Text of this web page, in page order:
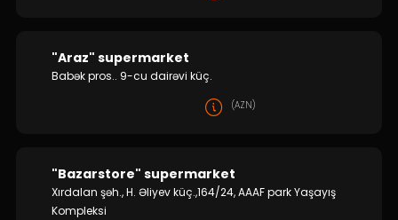
"Araz" supermarket
Babək pros.. 9-cu dairəvi küç.
(AZN)
"Bazarstore" supermarket
Xırdalan şəh., H. Əliyev küç.,164/24, AAAF park Yaşayış
Kompleksi